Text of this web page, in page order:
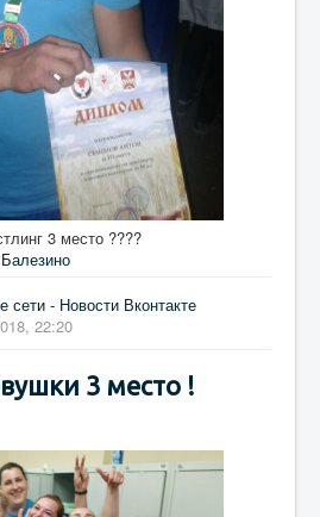
3 место ????
сети - Новости Вконтакте
22:20
3 место !